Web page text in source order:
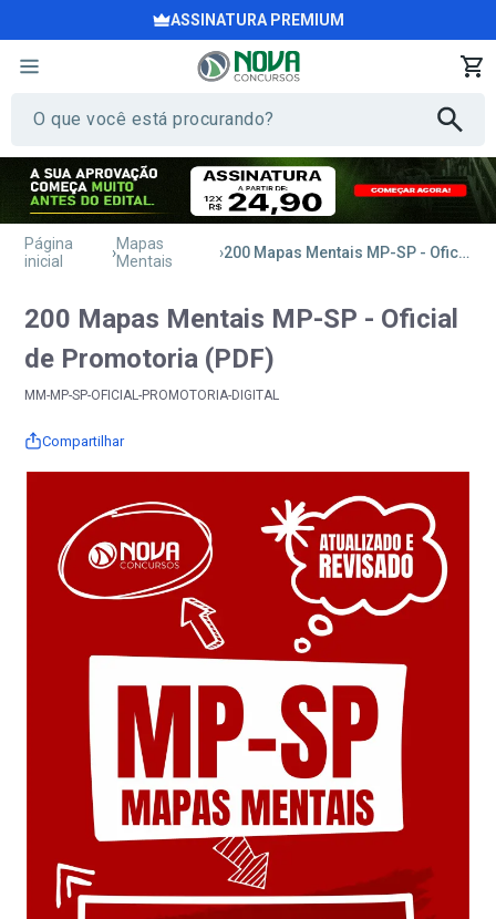
ASSINATURA PREMIUM
Página
inicial
Mapas
Mentais
200 Mapas Mentais MP-SP - Oficial de Promotoria (PDF)
200 Mapas Mentais MP-SP - Oficial
de Promotoria (PDF)
MM-MP-SP-OFICIAL-PROMOTORIA-DIGITAL
Compartilhar